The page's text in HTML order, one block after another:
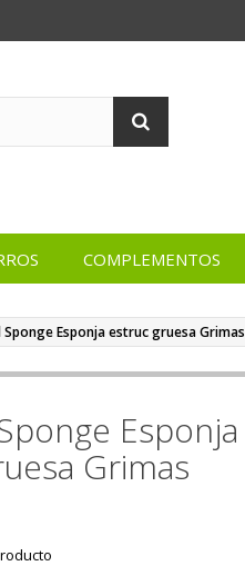
COMPLEMENTOS
Esponja estruc gruesa Grimas
Esponja
Grimas